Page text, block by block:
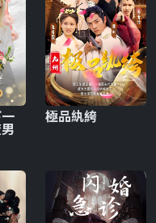
極品紈絝